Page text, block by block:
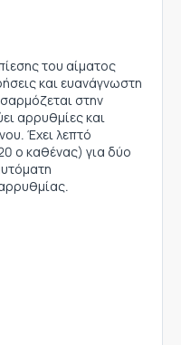
του αίματος
και ευανάγνωστη
στην
αρρυθμίες και
Έχει λεπτό
ο καθένας) για δύο